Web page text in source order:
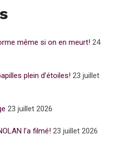
même si on en meurt! 24
plein d’étoiles! 23 juillet
23 juillet 2026
l’a filmé! 23 juillet 2026